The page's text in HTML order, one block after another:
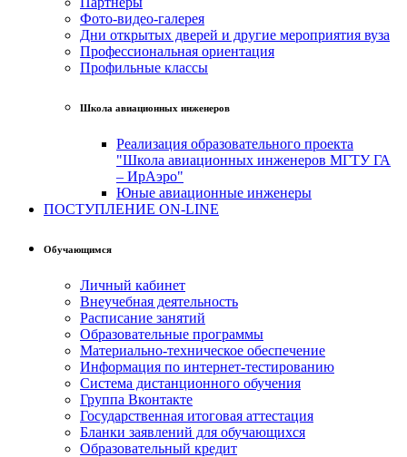
Фото-видео-галерея
Дни открытых дверей и другие мероприятия вуза
Профессиональная ориентация
Профильные классы
Школа авиационных инженеров
Реализация образовательного проекта
"Школа авиационных инженеров МГТУ ГА
– ИрАэро"
Юные авиационные инженеры
ПОСТУПЛЕНИЕ ON-LINE
Обучающимся
Личный кабинет
Внеучебная деятельность
Расписание занятий
Образовательные программы
Материально-техническое обеспечение
Информация по интернет-тестированию
Система дистанционного обучения
Группа Вконтакте
Государственная итоговая аттестация
Бланки заявлений для обучающихся
Образовательный кредит